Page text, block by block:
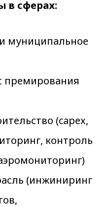
в сферах:
муниципальное
премирования
(capex,
контроль
(инжиниринг